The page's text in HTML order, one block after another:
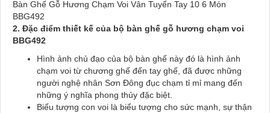
Bàn Ghế Gỗ Hương Chạm Voi Vân Tuyển Tay 10 6 Món
BBG492
2. Đặc điểm thiết kế của bộ bàn ghế gỗ hương chạm voi
BBG492
Hình ảnh chủ đạo của bộ bàn ghế này đó là hình ảnh
chạm voi từ chương ghế đến tay ghế, đã được những
người nghệ nhân Sơn Đông đục chạm tỉ mỉ mang đến
những ý nghĩa phong thủy đặc biệt.
Biểu tượng con voi là biểu tượng cho sức mạnh, sự thận